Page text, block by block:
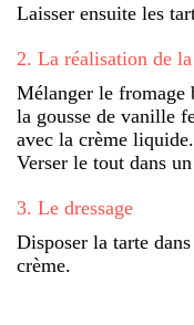
Laisser ensuite les
2. La réalisation de
Mélanger le fromage
la gousse de vanille
avec la crème liquide.
Verser le tout dans
3. Le dressage
Disposer la tarte
crème.